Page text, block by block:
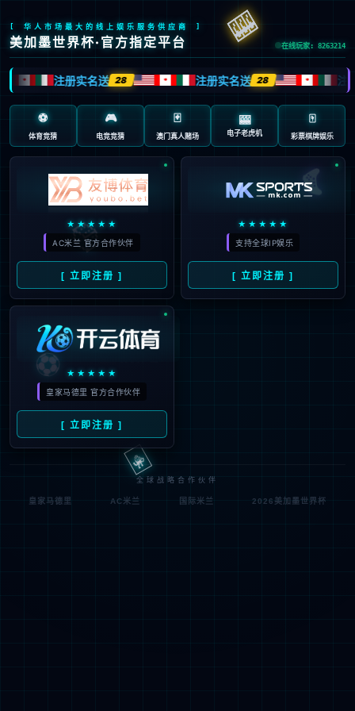
抱歉，页面无法访问...
可能原因：网址有错误 >请检查地址是否完整或存在多余字
符;
网址已失效 >可能页面已删除，活动已下线等
返回首页